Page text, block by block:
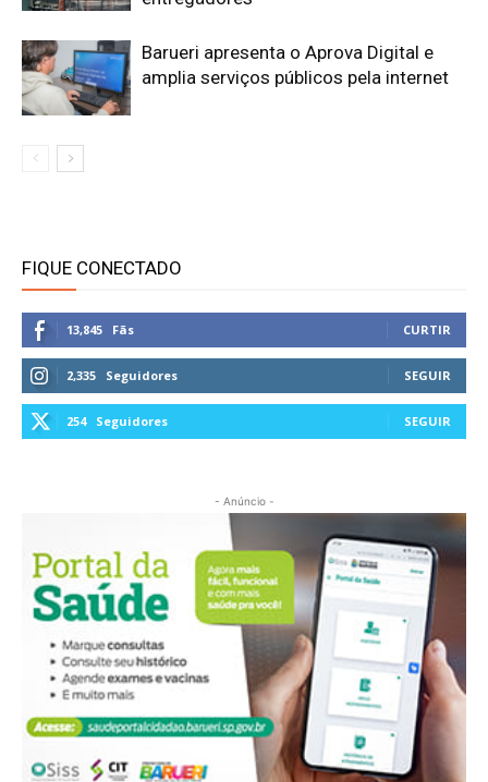
Barueri apresenta o Aprova Digital e
amplia serviços públicos pela internet
FIQUE CONECTADO
13,845 Fãs CURTIR
2,335 Seguidores SEGUIR
254 Seguidores SEGUIR
- Anúncio -